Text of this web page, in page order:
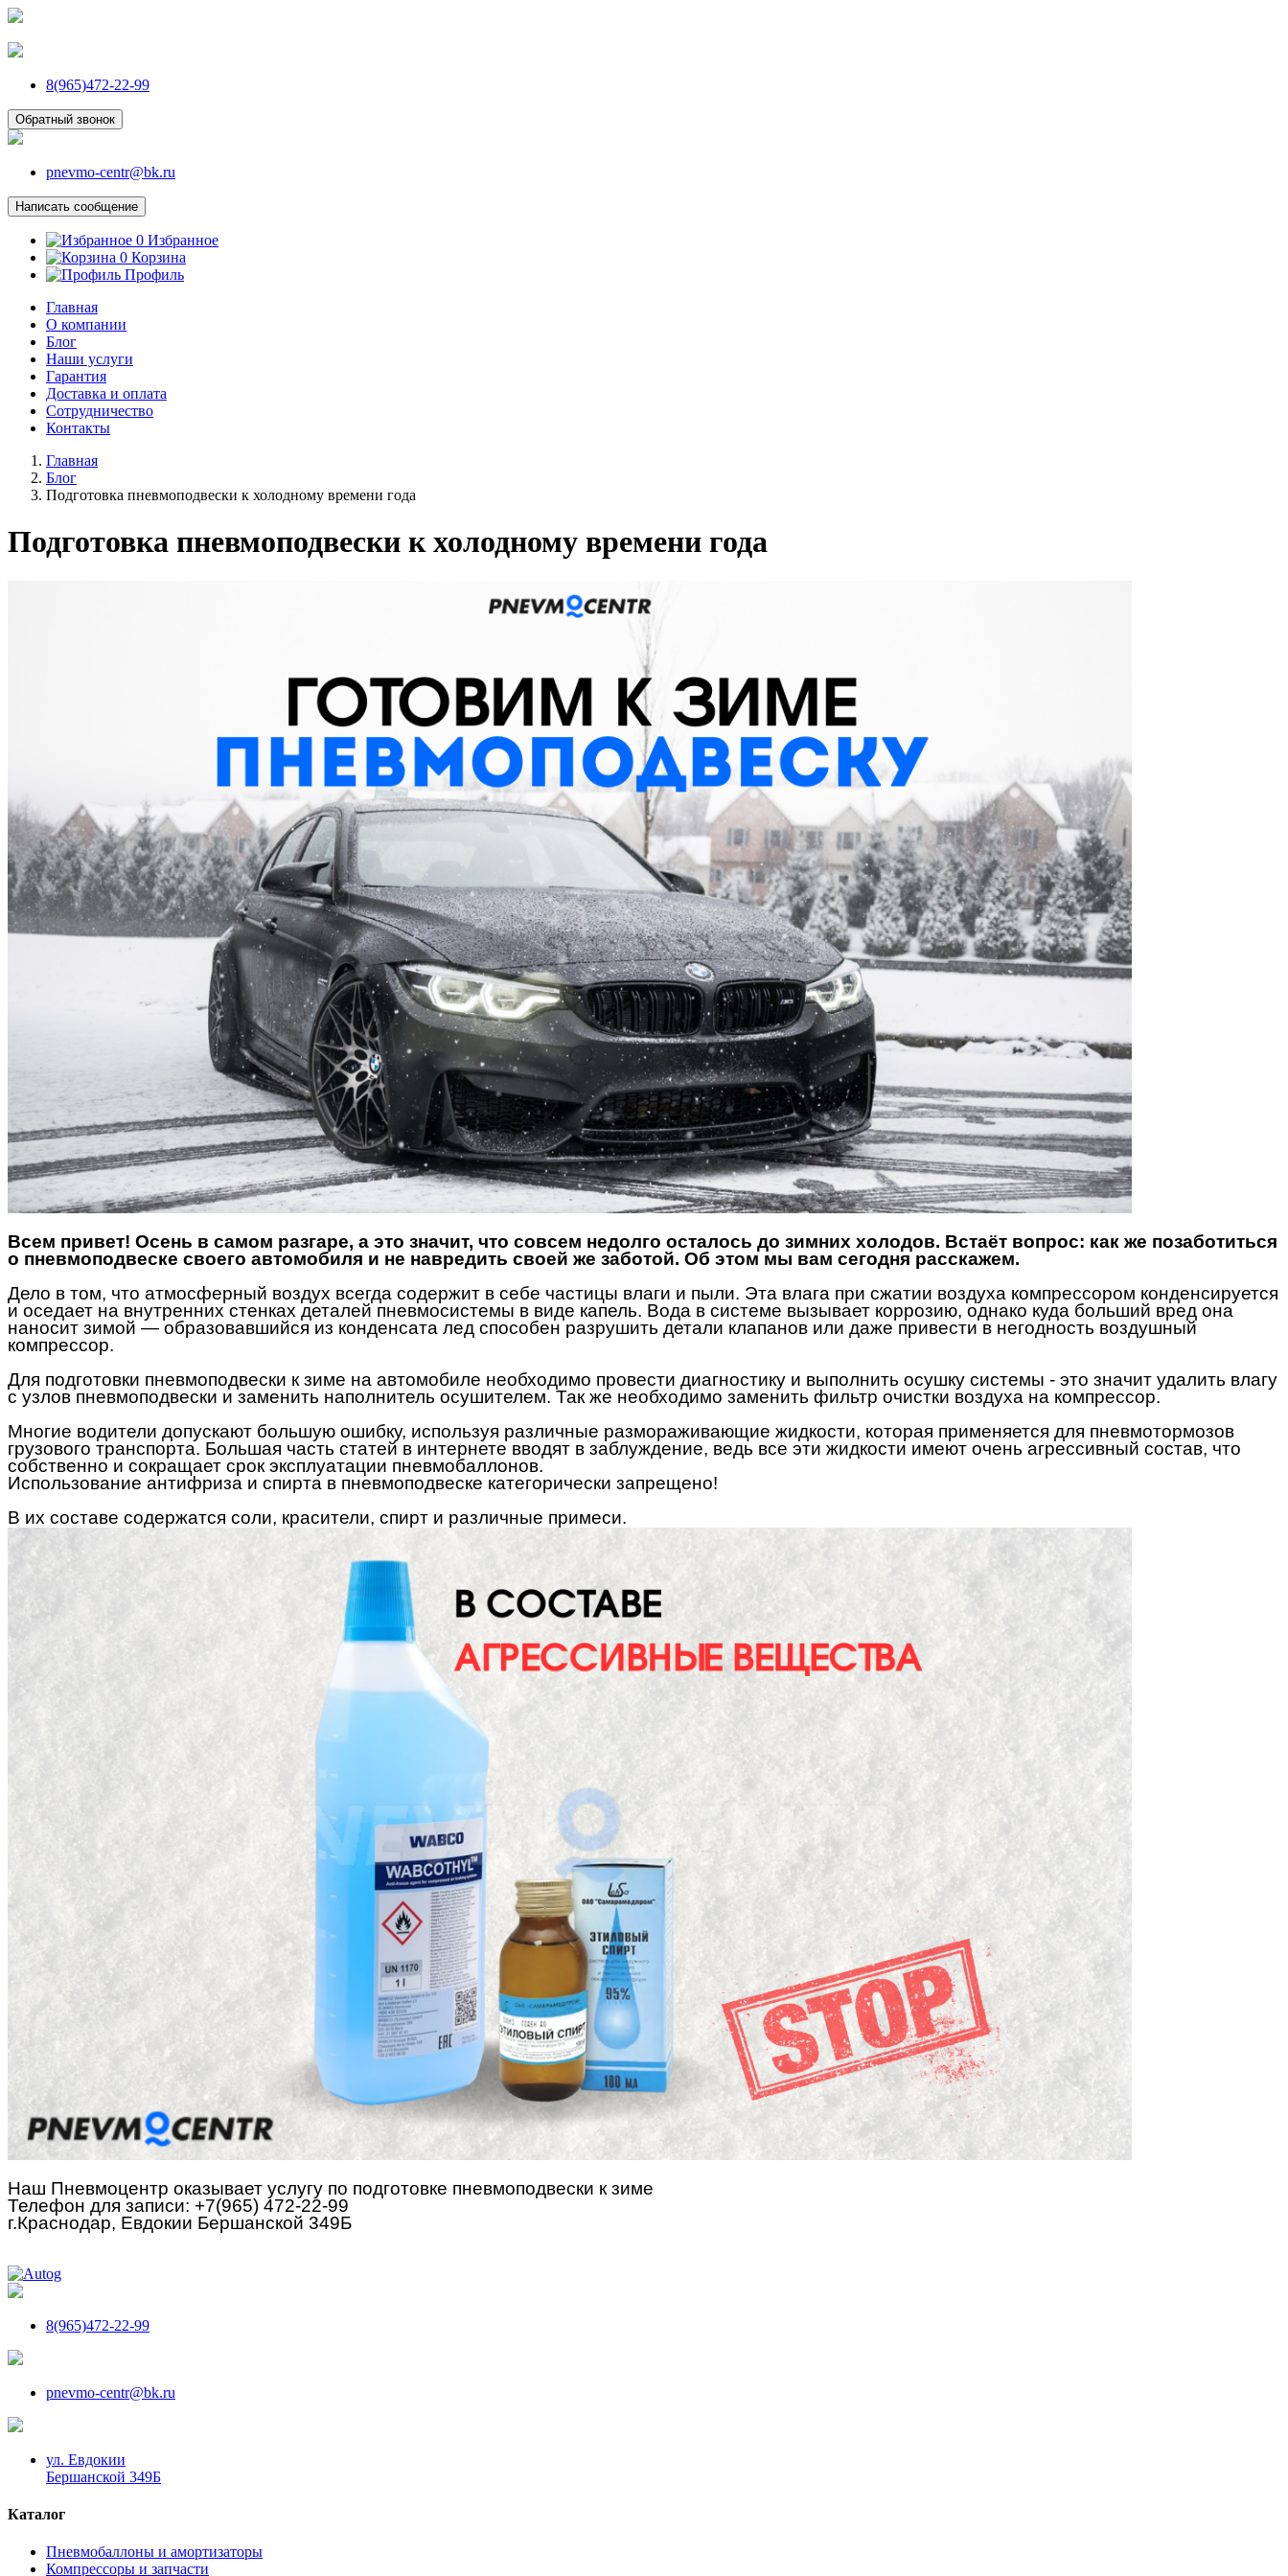
8(965)472-22-99
Обратный звонок
pnevmo-centr@bk.ru
Написать сообщение
0 Избранное
0 Корзина
Профиль
Главная
О компании
Блог
Наши услуги
Гарантия
Доставка и оплата
Сотрудничество
Контакты
Главная
Блог
Подготовка пневмоподвески к холодному времени года
Подготовка пневмоподвески к холодному времени года
Всем привет! Осень в самом разгаре, а это значит, что совсем недолго осталось до зимних холодов. Встаёт вопрос: как же позаботиться
о пневмоподвеске своего автомобиля и не навредить своей же заботой. Об этом мы вам сегодня расскажем.
Дело в том, что атмосферный воздух всегда содержит в себе частицы влаги и пыли. Эта влага при сжатии воздуха компрессором конденсируется
и оседает на внутренних стенках деталей пневмосистемы в виде капель. Вода в системе вызывает коррозию, однако куда больший вред она
наносит зимой — образовавшийся из конденсата лед способен разрушить детали клапанов или даже привести в негодность воздушный
компрессор.
Для подготовки пневмоподвески к зиме на автомобиле необходимо провести диагностику и выполнить осушку системы - это значит удалить влагу
с узлов пневмоподвески и заменить наполнитель осушителем. Так же необходимо заменить фильтр очистки воздуха на компрессор.
Многие водители допускают большую ошибку, используя различные размораживающие жидкости, которая применяется для пневмотормозов
грузового транспорта. Большая часть статей в интернете вводят в заблуждение, ведь все эти жидкости имеют очень агрессивный состав, что
собственно и сокращает срок эксплуатации пневмобаллонов.
Использование антифриза и спирта в пневмоподвеске категорически запрещено!
В их составе содержатся соли, красители, спирт и различные примеси.
Наш Пневмоцентр оказывает услугу по подготовке пневмоподвески к зиме
Телефон для записи: +7(965) 472-22-99
г.Краснодар, Евдокии Бершанской 349Б
8(965)472-22-99
pnevmo-centr@bk.ru
ул. Евдокии
Бершанской 349Б
Каталог
Пневмобаллоны и амортизаторы
Компрессоры и запчасти